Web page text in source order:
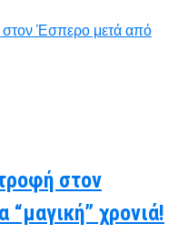
στον
χρονιά!